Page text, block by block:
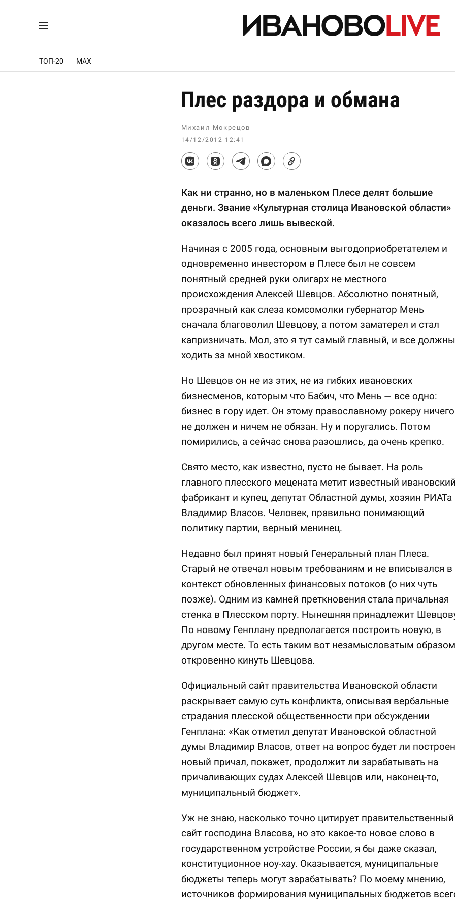
ТОП-20 MAX
Плес раздора и обмана
Михаил Мокрецов
14/12/2012 12:41
Как ни странно, но в маленьком Плесе делят большие
деньги. Звание «Культурная столица Ивановской области»
оказалось всего лишь вывеской.
Начиная с 2005 года, основным выгодоприобретателем и
одновременно инвестором в Плесе был не совсем
понятный средней руки олигарх не местного
происхождения Алексей Шевцов. Абсолютно понятный,
прозрачный как слеза комсомолки губернатор Мень
сначала благоволил Шевцову, а потом заматерел и стал
капризничать. Мол, это я тут самый главный, и все должны
ходить за мной хвостиком.
Но Шевцов он не из этих, не из гибких ивановских
бизнесменов, которым что Бабич, что Мень — все одно:
бизнес в гору идет. Он этому православному рокеру ничего
не должен и ничем не обязан. Ну и поругались. Потом
помирились, а сейчас снова разошлись, да очень крепко.
Свято место, как известно, пусто не бывает. На роль
главного плесского мецената метит известный
фабрикант и купец, депутат Областной думы, хозяин РИАТа
Владимир Власов. Человек, правильно понимающий
политику партии, верный менинец.
Недавно был принят новый Генеральный план Плеса.
Старый не отвечал новым требованиям и не вписывался в
контекст обновленных финансовых потоков (о них чуть
позже). Одним из камней преткновения стала причальная
стенка в Плесском порту. Нынешняя принадлежит
По новому Генплану предполагается построить новую, в
другом месте. То есть таким вот незамысловатым образом
откровенно кинуть Шевцова.
Официальный сайт правительства Ивановской области
раскрывает самую суть конфликта, описывая вербальные
страдания плесской общественности при обсуждении
Генплана: «Как отметил депутат Ивановской областной
думы Владимир Власов, ответ на вопрос будет ли построен
новый причал, покажет, продолжит ли зарабатывать на
причаливающих судах Алексей Шевцов или, наконец-то,
муниципальный бюджет».
Уж не знаю, насколько точно цитирует правительственный
сайт господина Власова, но это какое-то новое слово в
государственном устройстве России, я бы даже сказал,
конституционное ноу-хау. Оказывается, муниципальные
бюджеты теперь могут зарабатывать? По моему мнению,
источников формирования муниципальных бюджетов